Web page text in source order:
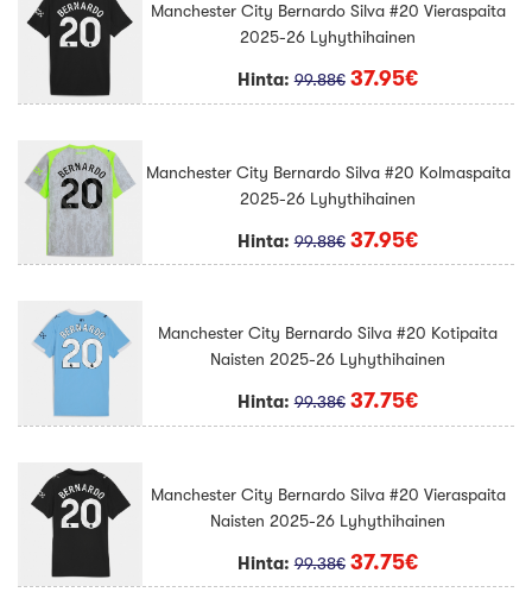
Manchester City Bernardo Silva #20 Vieraspaita
2025-26 Lyhythihainen
Hinta:99.88€ 37.95€
Manchester City Bernardo Silva #20 Kolmaspaita
2025-26 Lyhythihainen
Hinta:99.88€ 37.95€
Manchester City Bernardo Silva #20 Kotipaita
Naisten 2025-26 Lyhythihainen
Hinta:99.38€ 37.75€
Manchester City Bernardo Silva #20 Vieraspaita
Naisten 2025-26 Lyhythihainen
Hinta:99.38€ 37.75€